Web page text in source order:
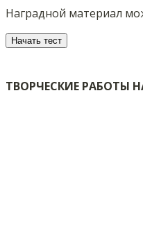
Наградной материал
ТВОРЧЕСКИЕ РАБОТЫ